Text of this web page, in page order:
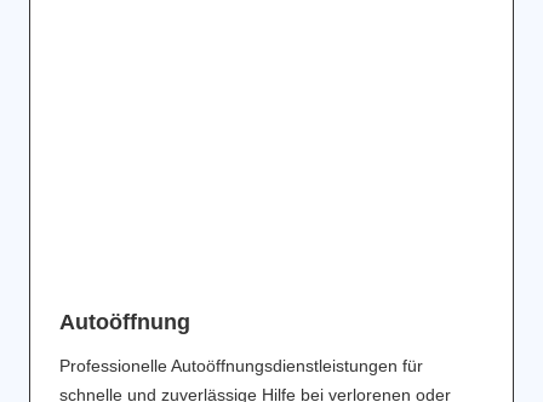
Аutoöffnung
Professionelle Autoöffnungsdienstleistungen für
schnelle und zuverlässige Hilfe bei verlorenen oder